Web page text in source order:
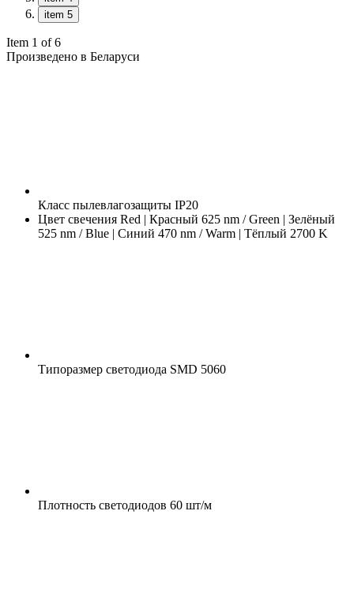
item 5
Item 1 of 6
Произведено в Беларуси
Класс пылевлагозащиты IP20
Цвет свечения Red | Красный 625 nm / Green | Зелёный
525 nm / Blue | Синий 470 nm / Warm | Тёплый 2700 K
Типоразмер светодиода SMD 5060
Плотность светодиодов 60 шт/м